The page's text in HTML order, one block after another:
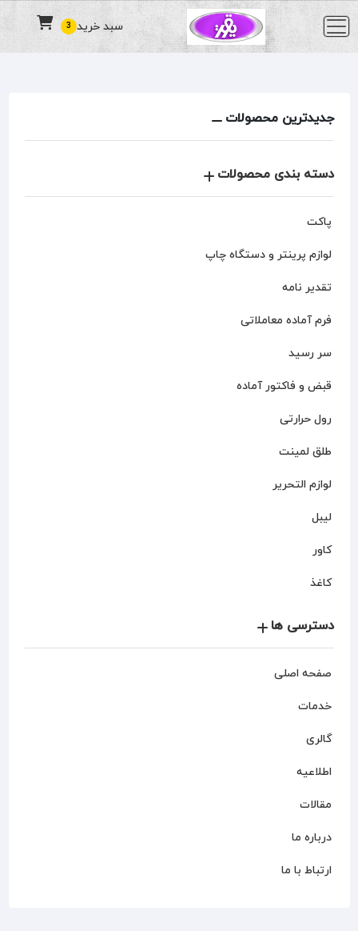
3 سبد خرید
جدیدترین محصولات
دسته بندی محصولات
پاکت
لوازم پرینتر و دستگاه چاپ
تقدیر نامه
فرم آماده معاملاتی
سر رسید
قبض و فاکتور آماده
رول حرارتی
طلق لمینت
لوازم التحریر
لیبل
کاور
کاغذ
دسترسی ها
صفحه اصلی
خدمات
گالری
اطلاعیه
مقالات
درباره ما
ارتباط با ما